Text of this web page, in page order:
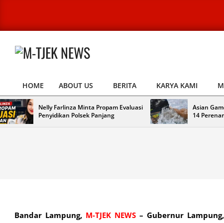
content
TJEK
NEWS
Primary
Navigation
Menu
HOME ABOUT US BERITA KARYA KAMI
Nelly Farlinza Minta Propam Evaluasi
Penyidikan Polsek Panjang
Asian
14
Bandar Lampung, M-TJEK NEWS – Gubernur Lampung,